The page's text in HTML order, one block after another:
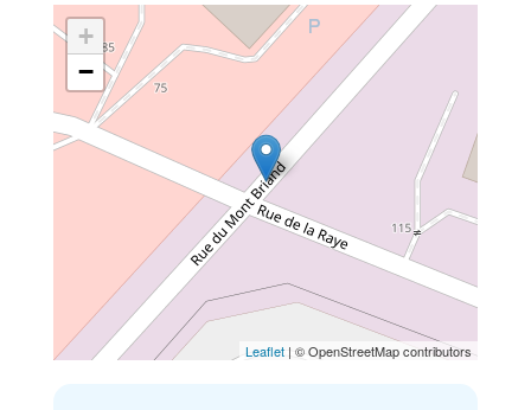
+
−
Leaflet | © OpenStreetMap contributors